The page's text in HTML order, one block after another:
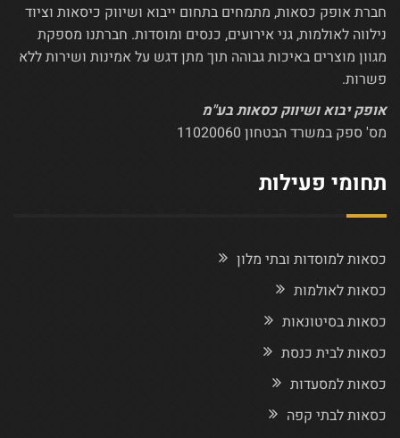
חברת אופק כסאות, מתמחים בתחום ייבוא ושיווק כיסאות וציוד
נילווה לאולמות, גני אירועים, כנסים ומוסדות. חברתנו מספקת
מגוון מוצרים באיכות גבוהה תוך מתן דגש על אמינות ושירות ללא
פשרות.
אופק יבוא ושיווק כסאות בע"מ
מס' ספק במשרד הבטחון 11020060
תחומי פעילות
כסאות למוסדות ובתי מלון
כסאות לאולמות
כסאות בסיטונאות
כסאות לבית כנסת
כסאות למסעדות
כסאות לבתי קפה